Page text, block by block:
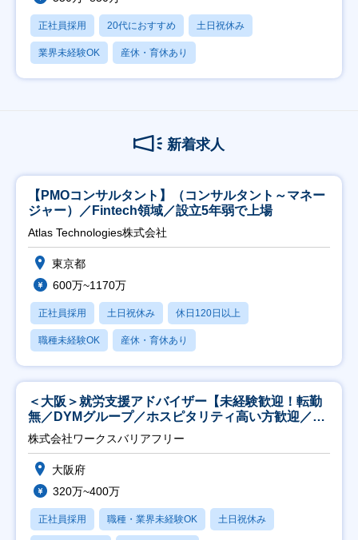
正社員採用 20代におすすめ 土日祝休み
業界未経験OK 産休・育休あり
新着求人
【PMOコンサルタント】（コンサルタント～マネー
ジャー）／Fintech領域／設立5年弱で上場
Atlas Technologies株式会社
東京都
600万~1170万
正社員採用 土日祝休み 休日120日以上
職種未経験OK 産休・育休あり
＜大阪＞就労支援アドバイザー【未経験歓迎！転勤
無／DYMグループ／ホスピタリティ高い方歓迎／土
日祝】
株式会社ワークスバリアフリー
大阪府
320万~400万
正社員採用 職種・業界未経験OK 土日祝休み